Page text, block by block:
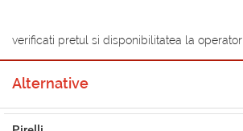
verificati pretul si disponibilitatea la operator
Alternative